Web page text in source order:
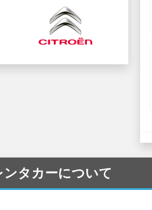
タカーについて